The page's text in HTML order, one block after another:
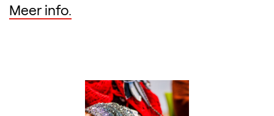
Meer info.